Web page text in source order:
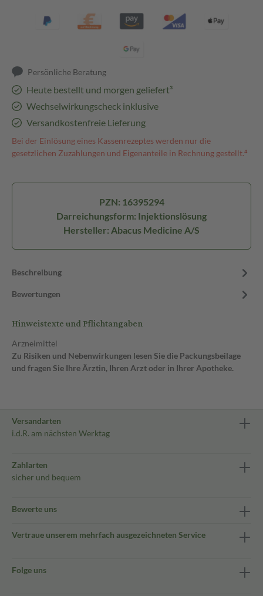
Persönliche Beratung
Heute bestellt und morgen geliefert³
Wechselwirkungscheck inklusive
Versandkostenfreie Lieferung
Bei der Einlösung eines Kassenrezeptes werden nur die
gesetzlichen Zuzahlungen und Eigenanteile in Rechnung gestellt.⁴
PZN: 16395294
Darreichungsform: Injektionslösung
Hersteller: Abacus Medicine A/S
Beschreibung
Bewertungen
Hinweistexte und Pflichtangaben
Arzneimittel
Zu Risiken und Nebenwirkungen lesen Sie die Packungsbeilage
und fragen Sie Ihre Ärztin, Ihren Arzt oder in Ihrer Apotheke.
Versandarten
i.d.R. am nächsten Werktag
Zahlarten
sicher und bequem
Bewerte uns
Vertraue unserem mehrfach ausgezeichneten Service
Folge uns